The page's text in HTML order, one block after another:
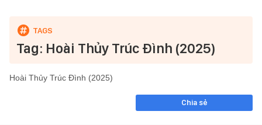
Tag: Hoài Thủy Trúc Đình (2025)
Hoài Thủy Trúc Đình (2025)
Chia sẻ